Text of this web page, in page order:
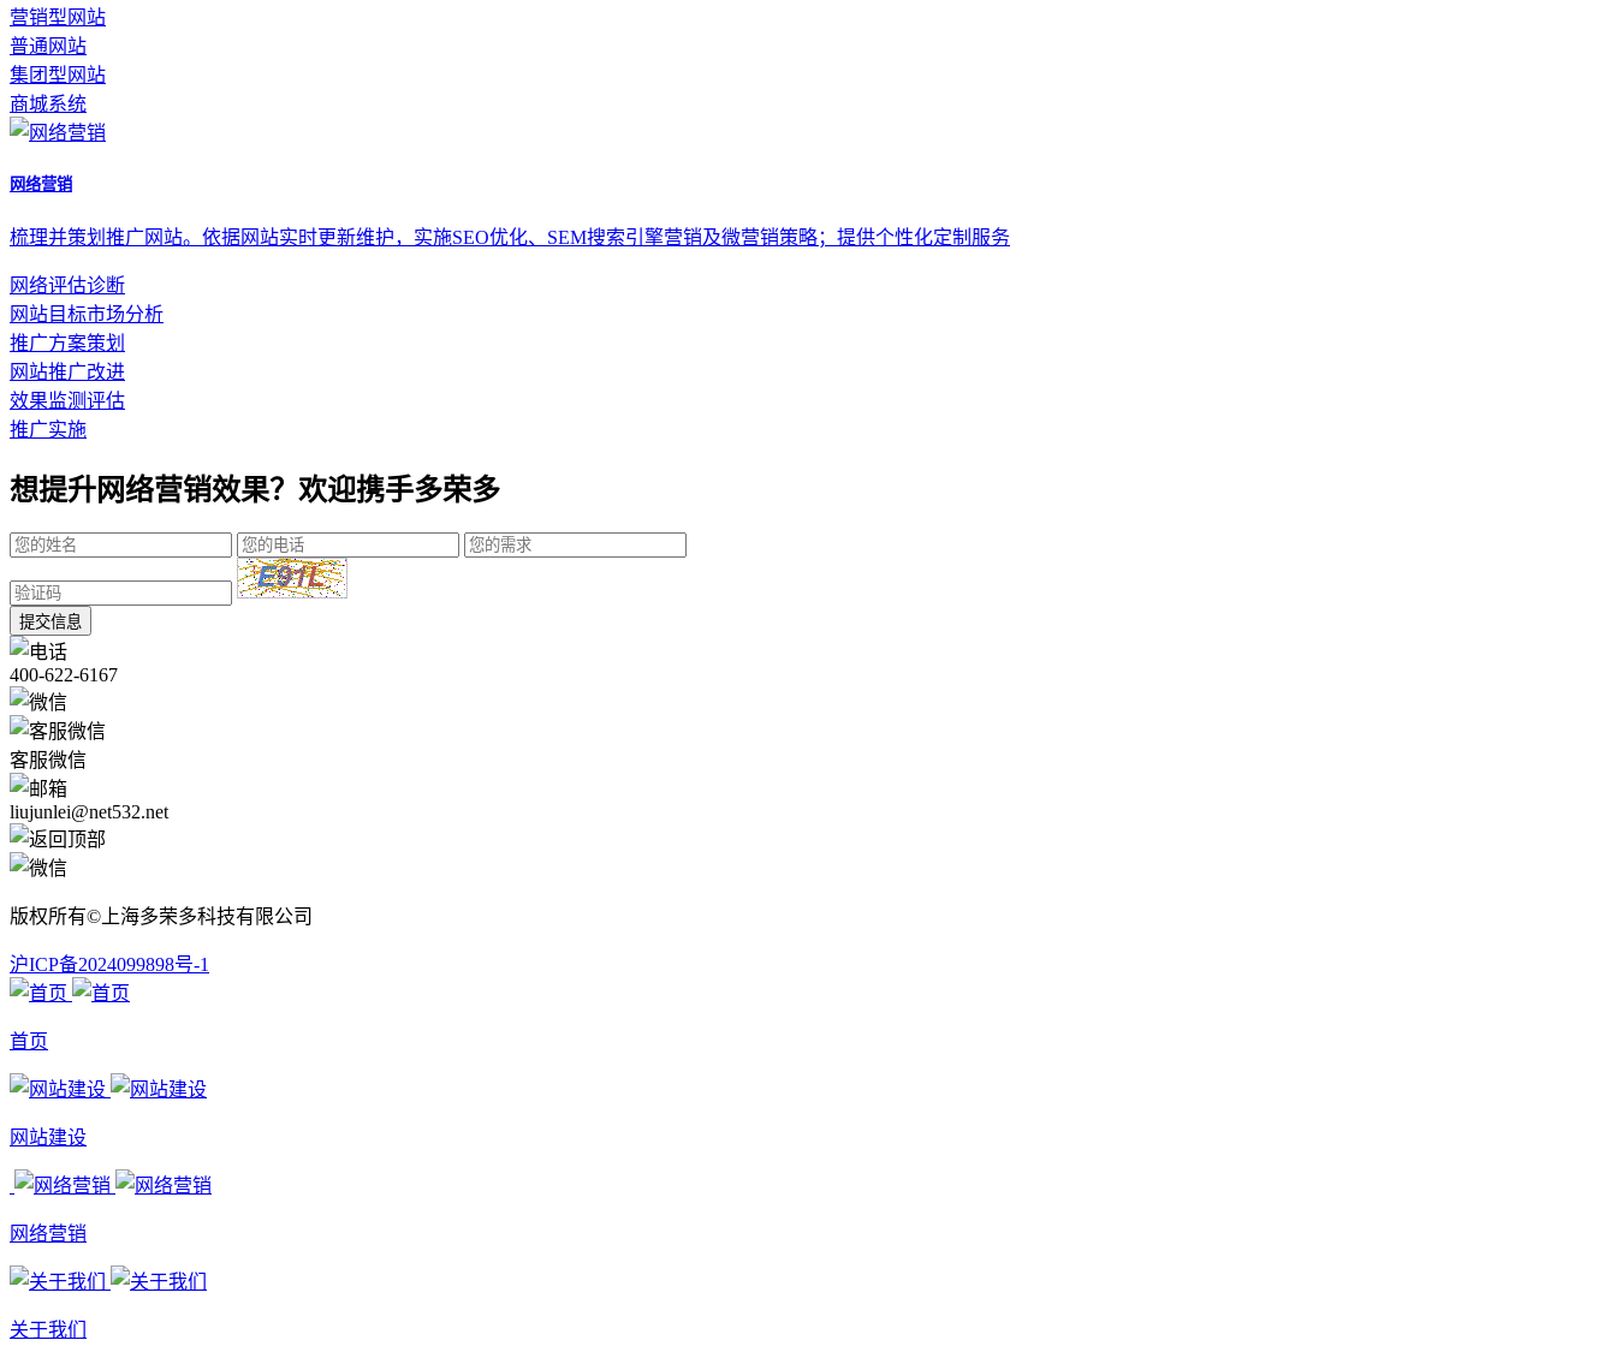
营销型网站
普通网站
集团型网站
商城系统
网络营销
梳理并策划推广网站。依据网站实时更新维护，实施SEO优化、SEM搜索引擎营销及微营销策略；提供个性化定制服务
网络评估诊断
网站目标市场分析
推广方案策划
网站推广改进
效果监测评估
推广实施
想提升网络营销效果？欢迎携手多荣多
提交信息
400-622-6167
客服微信
liujunlei@net532.net
版权所有©上海多荣多科技有限公司
沪ICP备2024099898号-1
首页
网站建设
网络营销
关于我们